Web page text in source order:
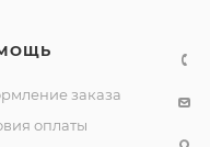
заказа
оплаты